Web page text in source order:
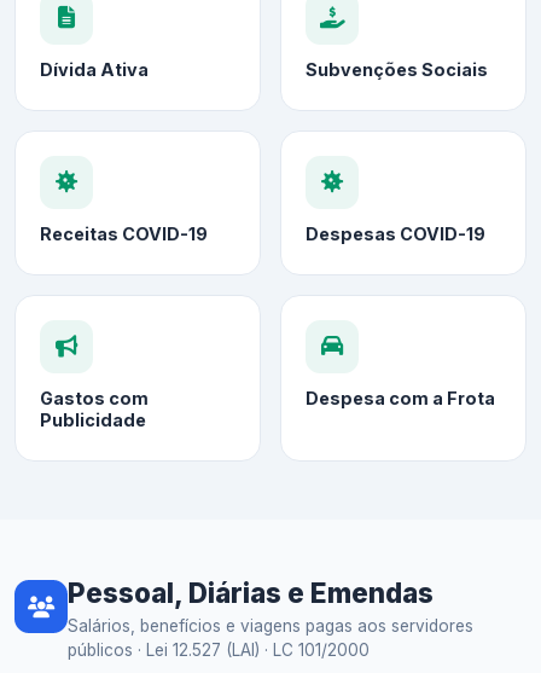
Dívida Ativa Subvenções Sociais
Receitas COVID-19 Despesas COVID-19
Gastos com
Publicidade
Despesa com a Frota
Pessoal, Diárias e Emendas
Salários, benefícios e viagens pagas aos servidores
públicos · Lei 12.527 (LAI) · LC 101/2000